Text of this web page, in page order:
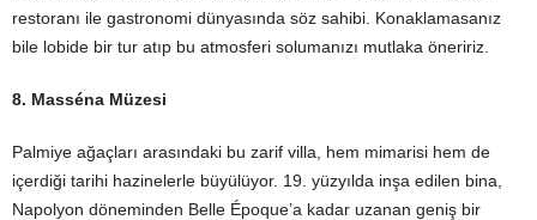
restoranı ile gastronomi dünyasında söz sahibi. Konaklamasanız
bile lobide bir tur atıp bu atmosferi solumanızı mutlaka öneririz.
8. Masséna Müzesi
Palmiye ağaçları arasındaki bu zarif villa, hem mimarisi hem de
içerdiği tarihi hazinelerle büyülüyor. 19. yüzyılda inşa edilen bina,
Napolyon döneminden Belle Époque’a kadar uzanan geniş bir